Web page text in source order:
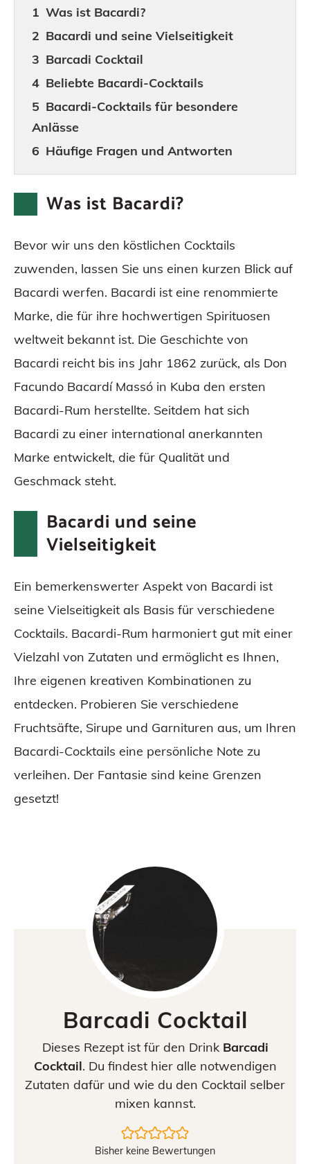
Was ist Bacardi?
Bacardi und seine Vielseitigkeit
Barcadi Cocktail
Beliebte Bacardi-Cocktails
Bacardi-Cocktails für besondere
Anlässe
Häufige Fragen und Antworten
Was ist Bacardi?
Bevor wir uns den köstlichen Cocktails
zuwenden, lassen Sie uns einen kurzen Blick auf
Bacardi werfen. Bacardi ist eine renommierte
Marke, die für ihre hochwertigen Spirituosen
weltweit bekannt ist. Die Geschichte von
Bacardi reicht bis ins Jahr 1862 zurück, als Don
Facundo Bacardí Massó in Kuba den ersten
Bacardi-Rum herstellte. Seitdem hat sich
Bacardi zu einer international anerkannten
Marke entwickelt, die für Qualität und
Geschmack steht.
Bacardi und seine
Vielseitigkeit
Ein bemerkenswerter Aspekt von Bacardi ist
seine Vielseitigkeit als Basis für verschiedene
Cocktails. Bacardi-Rum harmoniert gut mit einer
Vielzahl von Zutaten und ermöglicht es Ihnen,
Ihre eigenen kreativen Kombinationen zu
entdecken. Probieren Sie verschiedene
Fruchtsäfte, Sirupe und Garnituren aus, um Ihren
Bacardi-Cocktails eine persönliche Note zu
verleihen. Der Fantasie sind keine Grenzen
gesetzt!
Barcadi Cocktail
Dieses Rezept ist für den Drink Barcadi
Cocktail. Du findest hier alle notwendigen
Zutaten dafür und wie du den Cocktail selber
mixen kannst.
Bisher keine Bewertungen